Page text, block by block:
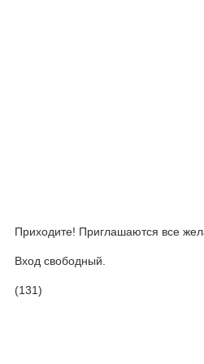
Приходите! Приглашаются все
Вход свободный.
(131)